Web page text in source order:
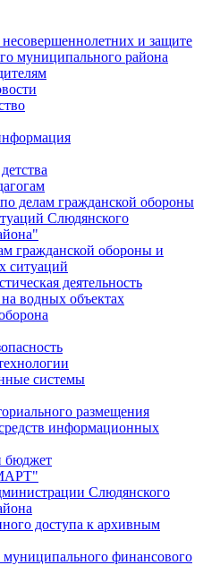
и защите
муниципального района
делам гражданской обороны
Слюдянского
гражданской обороны и
ситуаций
деятельность
на водных объектах
системы
размещения
информационных
бюджет
Слюдянского
доступа к архивным
муниципального финансового